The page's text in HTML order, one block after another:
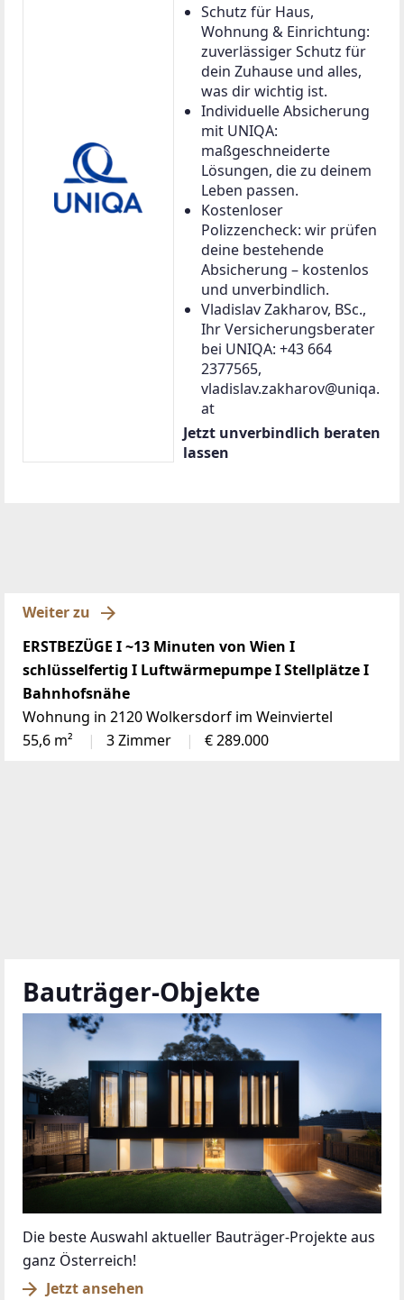
Schutz für Haus,
Wohnung & Einrichtung:
zuverlässiger Schutz für
dein Zuhause und alles,
was dir wichtig ist.
Individuelle Absicherung
mit UNIQA:
maßgeschneiderte
Lösungen, die zu deinem
Leben passen.
Kostenloser
Polizzencheck: wir prüfen
deine bestehende
Absicherung – kostenlos
und unverbindlich.
Vladislav Zakharov, BSc.,
Ihr Versicherungsberater
bei UNIQA: +43 664
2377565,
vladislav.zakharov@uniqa.
at
Jetzt unverbindlich beraten
lassen
Weiter zu
ERSTBEZÜGE I ~13 Minuten von Wien I
schlüsselfertig I Luftwärmepumpe I Stellplätze I
Bahnhofsnähe
Wohnung in 2120 Wolkersdorf im Weinviertel
55,6 m²
3 Zimmer € 289.000
Bauträger-Objekte
Die beste Auswahl aktueller Bauträger-Projekte aus
ganz Österreich!
Jetzt ansehen